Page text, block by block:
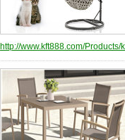
http://www.kft888.com/Products/